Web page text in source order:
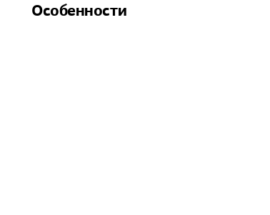
Особенности